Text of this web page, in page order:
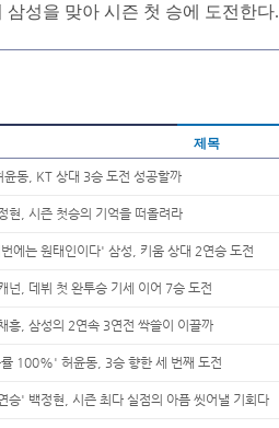
삼성을 맞아 시즌 첫 승에 도전한다.
제목
동, KT 상대 3승 도전 성공할까
현, 시즌 첫승의 기억을 떠올려라
에는 원태인이다' 삼성, 키움 상대 2연승 도전
넌, 데뷔 첫 완투승 기세 이어 7승 도전
흥, 삼성의 2연속 3연전 싹쓸이 이끌까
100%' 허윤동, 3승 향한 세 번째 도전
승' 백정현, 시즌 최다 실점의 아픔 씻어낼 기회다